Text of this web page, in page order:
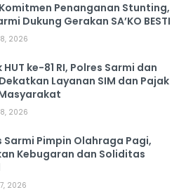
Penanganan Stunting,
Dukung Gerakan SA’KO BESTI
8, 2026
ke-81 RI, Polres Sarmi dan
Layanan SIM dan Pajak
8, 2026
Sarmi Pimpin Olahraga Pagi,
Kebugaran dan Soliditas
2026